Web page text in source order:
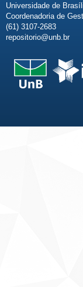
Universidade de
Coordenadoria de
(61) 3107-2683
repositorio@unb.br